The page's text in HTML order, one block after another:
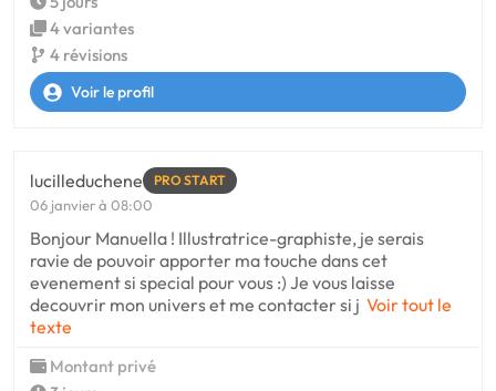
4 variantes
4 révisions
Voir le profil
lucilleduchene PRO START
06 janvier à 08:00
Bonjour Manuella ! Illustratrice-graphiste, je serais
ravie de pouvoir apporter ma touche dans cet
evenement si special pour vous :) Je vous laisse
decouvrir mon univers et me contacter si j Voir tout le
texte
Montant privé